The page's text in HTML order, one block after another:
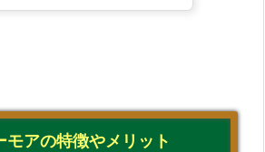
モアの特徴やメリット